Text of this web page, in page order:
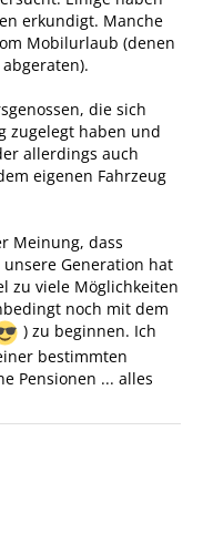
erkundigt. Manche
Mobilurlaub (denen
die sich
zugelegt haben und
allerdings auch
eigenen Fahrzeug
Meinung, dass
Generation hat
zu viele Möglichkeiten
noch mit dem
) zu beginnen. Ich
bestimmten
Pensionen ... alles